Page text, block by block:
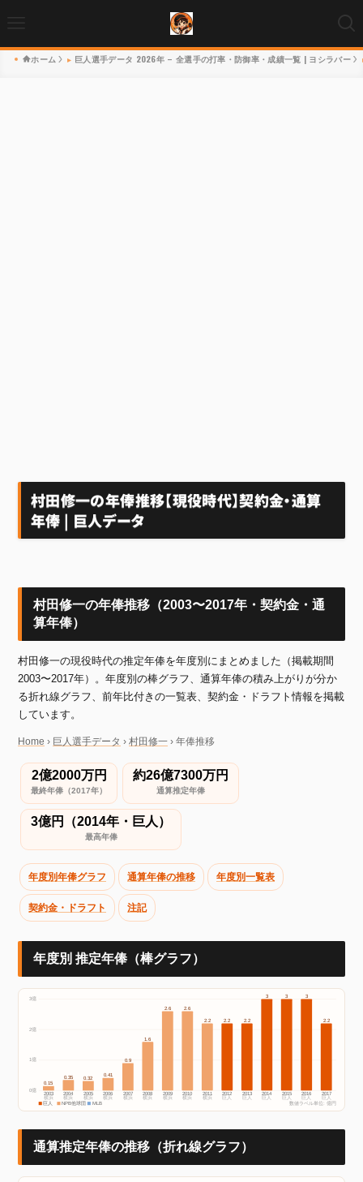
ホーム 巨人選手データ 2026年 – 全選手の打率・防御率・成績一覧 | ヨシラバー
村田修一の年俸推移【現役時代】契約金・通算
年俸 | 巨人データ
村田修一の年俸推移（2003〜2017年・契約金・通
算年俸）
村田修一の現役時代の推定年俸を年度別にまとめました（掲載期間
2003〜2017年）。年度別の棒グラフ、通算年俸の積み上がりが分か
る折れ線グラフ、前年比付きの一覧表、契約金・ドラフト情報を掲載
しています。
Home › 巨人選手データ › 村田修一 › 年俸推移
2億2000万円
最終年俸（2017年）
約26億7300万円
通算推定年俸
3億円（2014年・巨人）
最高年俸
年度別年俸グラフ 通算年俸の推移 年度別一覧表
契約金・ドラフト 注記
年度別 推定年俸（棒グラフ）
0億
1億
2億
3億
0.15
2003
横浜
0.35
2004
横浜
0.32
2005
横浜
0.41
2006
横浜
0.9
2007
横浜
1.6
2008
横浜
2.6
2009
横浜
2.6
2010
横浜
2.2
2011
横浜
2.2
2012
巨人
2.2
2013
巨人
3
2014
巨人
3
2015
巨人
3
2016
巨人
2.2
2017
巨人
巨人
NPB他球団 MLB 数値ラベル単位: 億円
通算推定年俸の推移（折れ線グラフ）